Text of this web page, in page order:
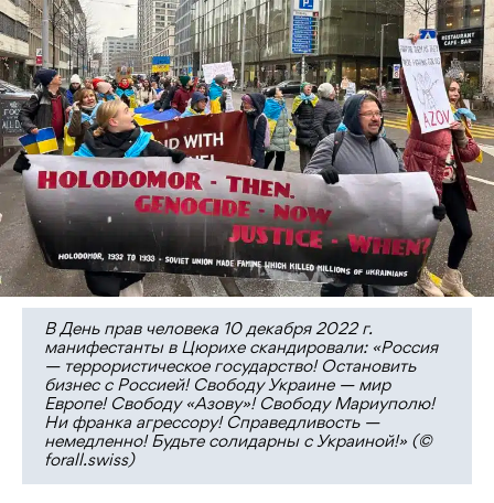
В День прав человека 10 декабря 2022 г.
манифестанты в Цюрихе скандировали: «Россия
— террористическое государство! Остановить
бизнес с Россией! Свободу Украине — мир
Европе! Свободу «Азову»! Свободу Мариуполю!
Ни франка агрессору! Справедливость —
немедленно! Будьте солидарны с Украиной!» (©
forall.swiss)